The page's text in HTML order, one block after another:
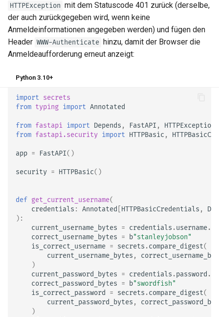
HTTPException mit dem Statuscode 401 zurück (derselbe,
der auch zurückgegeben wird, wenn keine
Anmeldeinformationen angegeben werden) und fügen den
Header WWW-Authenticate hinzu, damit der Browser die
Anmeldeaufforderung erneut anzeigt:
Python 3.10+
import secrets
from typing import Annotated
from fastapi import Depends , FastAPI , HTTPException
from fastapi.security import HTTPBasic ,
app = FastAPI()
security = HTTPBasic()
def get_current_username(
credentials : Annotated HTTPBasicCredentials ,
):
current_username_bytes = credentials .username.
correct_username_bytes = b"stanleyjobson"
is_correct_username = secrets .compare_digest(
current_username_bytes ,
)
current_password_bytes = credentials .password .
correct_password_bytes = b"swordfish"
is_correct_password
= secrets .compare_digest(
current_password_bytes ,
)